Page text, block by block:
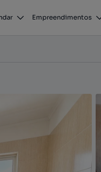
Empreendimentos
Chiado, Laranjeiro e Feijó,